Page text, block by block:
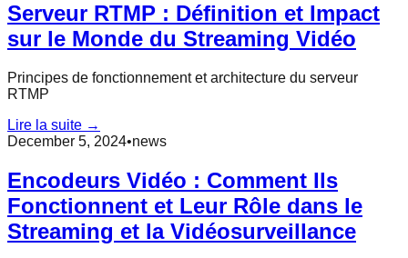
Serveur RTMP : Définition et Impact
sur le Monde du Streaming Vidéo
Principes de fonctionnement et architecture du serveur
RTMP
Lire la suite →
December 5, 2024•news
Encodeurs Vidéo : Comment Ils
Fonctionnent et Leur Rôle dans le
Streaming et la Vidéosurveillance